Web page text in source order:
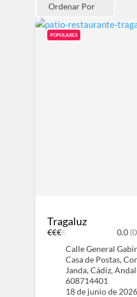
Ordenar Por
POPULARES
Tragaluz
€€€€ 0.0
Calle General
Casa de Postas,
Janda, Cádiz,
608714401
18 de junio de 2026